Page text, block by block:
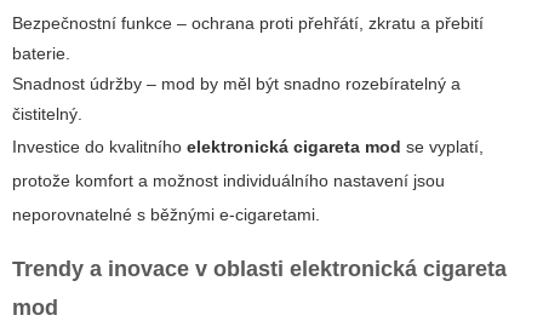
Bezpečnostní funkce – ochrana proti přehřátí, zkratu a přebití
baterie.
Snadnost údržby – mod by měl být snadno rozebíratelný a
čistitelný.
Investice do kvalitního elektronická cigareta mod se vyplatí,
protože komfort a možnost individuálního nastavení jsou
neporovnatelné s běžnými e-cigaretami.
Trendy a inovace v oblasti elektronická cigareta
mod